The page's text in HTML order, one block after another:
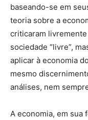
baseando-se em
teoria sobre a
criticaram
sociedade “livre”,
aplicar à economia
mesmo
análises, nem
A economia, em sua